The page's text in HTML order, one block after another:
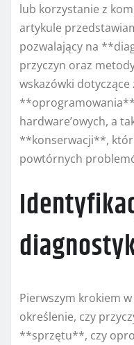
lub korzystanie z
artykule
pozwalający na
przyczyn oraz
wskazówki
hardware’owych, a
**konserwacji**,
powtórnych
Pierwszym krokiem
określenie, czy
**sprzętu**, czy